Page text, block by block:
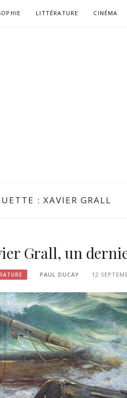
LITTÉRATURE CINÉMA
: XAVIER GRALL
Grall, un
PAUL DUCAY 12